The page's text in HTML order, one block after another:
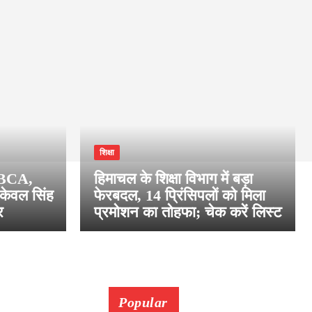
सिंह
शिक्षा
हिमाचल के शिक्षा विभाग में बड़ा
फेरबदल, 14 प्रिंसिपलों को मिला
प्रमोशन का तोहफा; चेक करें लिस्ट
Popular